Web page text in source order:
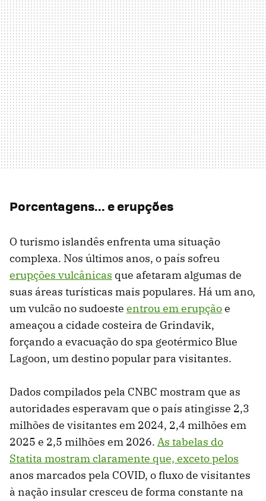
Porcentagens... e erupções
O turismo islandês enfrenta uma situação
complexa. Nos últimos anos, o país sofreu
erupções vulcânicas que afetaram algumas de
suas áreas turísticas mais populares. Há um ano,
um vulcão no sudoeste entrou em erupçãoe
ameaçou a cidade costeira de Grindavik,
forçando a evacuação do spa geotérmico Blue
Lagoon, um destino popular para visitantes.
Dados compilados pela CNBC mostram que as
autoridades esperavam que o país atingisse 2,3
milhões de visitantes em 2024, 2,4 milhões em
2025 e 2,5 milhões em 2026. As tabelas do
Statita mostram claramente que, excetopelos
anos marcados pela COVID, o fluxo de visitantes
à nação insular cresceu de forma constante na